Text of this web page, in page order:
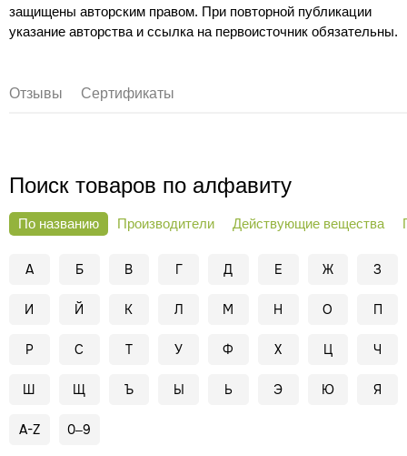
защищены авторским правом. При повторной публикации
указание авторства и ссылка на первоисточник обязательны.
Отзывы Сертификаты
Поиск товаров по алфавиту
По названию Производители Действующие вещества
А Б В Г Д Е Ж З
И Й К Л М Н О П
Р С Т У Ф Х Ц Ч
Ш Щ Ъ Ы Ь Э Ю Я
A-Z 0–9